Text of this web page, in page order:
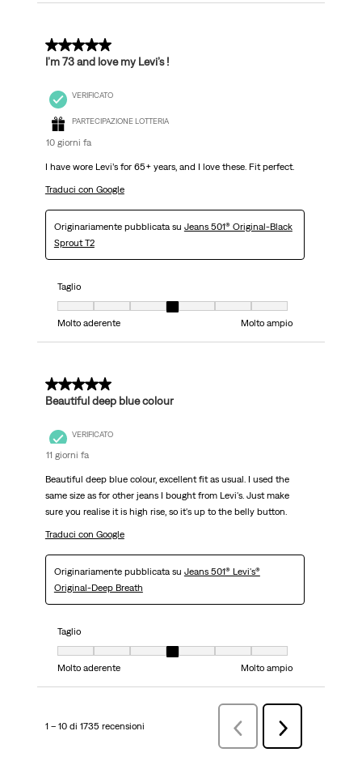
5 su 5 stelle.
I’m 73 and love my Levi’s !
VERIFICATO
PARTECIPAZIONE LOTTERIA
10 giorni fa
I have wore Levi’s for 65+ years, and I love these. Fit perfect.
Traduci con Google
Originariamente pubblicata su Jeans 501® Original-Black
Sprout T2
Taglio
Taglio, 4 su 7, dove 1 è uguale a Molto aderente e 7 è uguale a Molto
Molto aderente
Molto ampio
5 su 5 stelle.
Beautiful deep blue colour
VERIFICATO
11 giorni fa
Beautiful deep blue colour, excellent fit as usual. I used the
same size as for other jeans I bought from Levi's. Just make
sure you realise it is high rise, so it's up to the belly button.
Traduci con Google
Originariamente pubblicata su Jeans 501® Levi's®
Original-Deep Breath
Taglio
Taglio, 4 su 7, dove 1 è uguale a Molto aderente e 7 è uguale a Molto
Molto aderente
Molto ampio
1 – 10 di 1735 recensioni Precedenterecensioni
Successiva
recensioni